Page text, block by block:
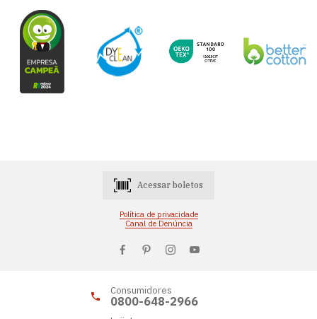
Acessar boletos
Política de privacidade
Canal de Denúncia
Consumidores
0800-648-2966